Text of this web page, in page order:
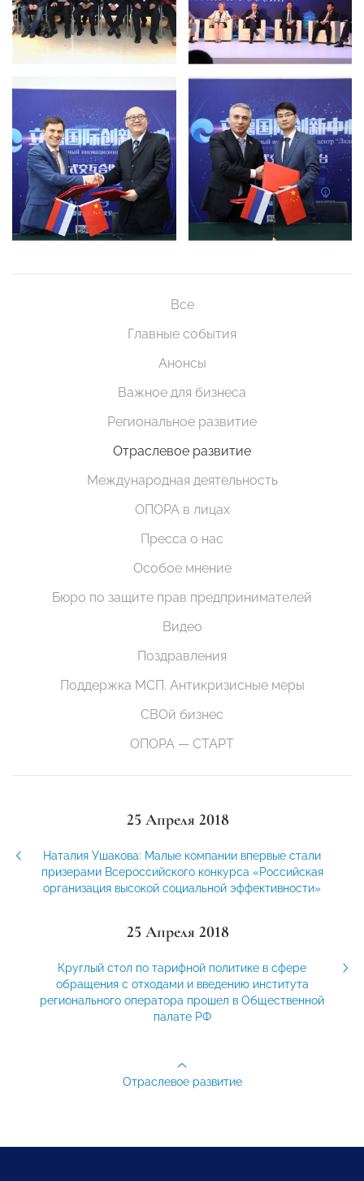
Все
Главные события
Анонсы
Важное для бизнеса
Региональное развитие
Отраслевое развитие
Международная деятельность
ОПОРА в лицах
Пресса о нас
Особое мнение
Бюро по защите прав предпринимателей
Видео
Поздравления
Поддержка МСП. Антикризисные меры
СВОй бизнес
ОПОРА — СТАРТ
25 Апреля 2018
Наталия Ушакова: Малые компании впервые стали
призерами Всероссийского конкурса «Российская
организация высокой социальной эффективности»
25 Апреля 2018
Круглый стол по тарифной политике в сфере
обращения с отходами и введению института
регионального оператора прошел в Общественной
палате РФ
Отраслевое развитие